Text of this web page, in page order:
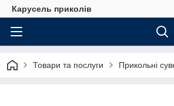
Карусель приколів
Товари та послуги Прикольні